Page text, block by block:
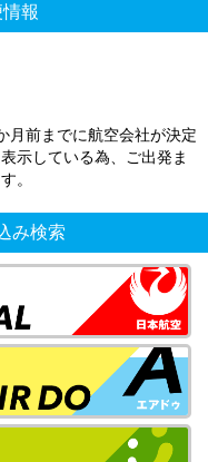
報
月前までに航空会社が決定
示している為、ご出発ま
。
み検索